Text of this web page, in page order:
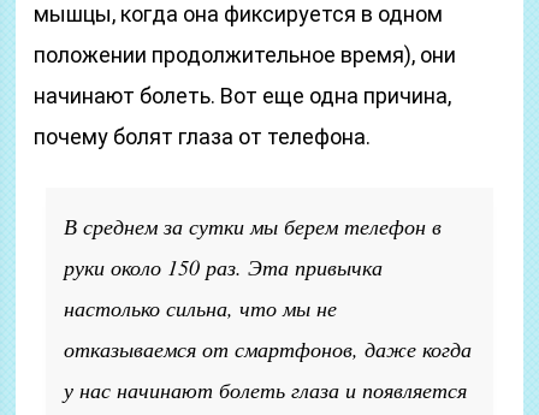
мышцы, когда она фиксируется в одном
положении продолжительное время), они
начинают болеть. Вот еще одна причина,
почему болят глаза от телефона.
В среднем за сутки мы берем телефон в
руки около 150 раз. Эта привычка
настолько сильна, что мы не
отказываемся от смартфонов, даже когда
у нас начинают болеть глаза и появляется